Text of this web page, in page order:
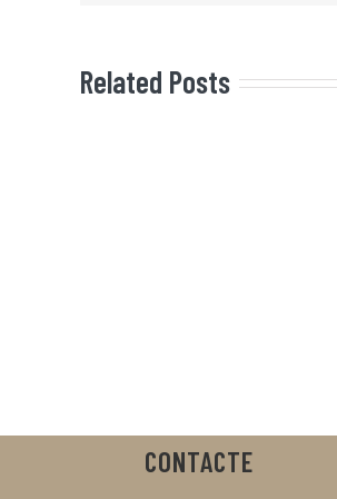
Related Posts
CONTACTE